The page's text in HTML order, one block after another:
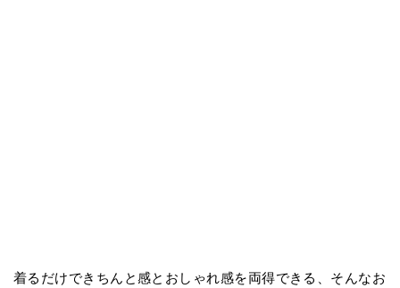
着るだけできちんと感とおしゃれ感を両得できる、そんなお